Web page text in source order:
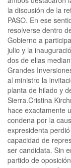
la discusión de la
PASO. En ese
resolverse dentro
Gobierno a
julio y la
dos de ellas
Grandes
al ministro la
planta de hilado y
Sierra.Cristina
hace exactamente
condena por la
expresidenta
capacidad de
ser candidata. Sin
partido de